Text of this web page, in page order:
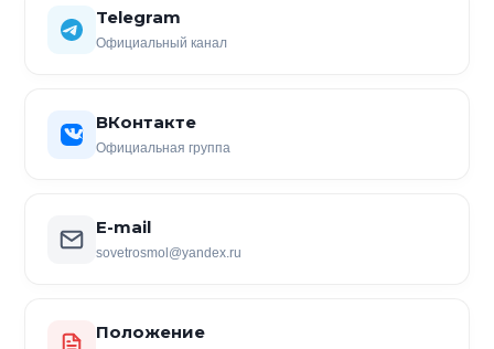
Telegram
Официальный канал
ВКонтакте
Официальная группа
E-mail
sovetrosmol@yandex.ru
Положение